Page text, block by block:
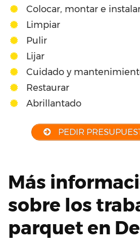
Colocar, montar e
Limpiar
Pulir
Lijar
Cuidado y
Restaurar
Abrillantado
PEDIR
Más
sobre los
parquet en